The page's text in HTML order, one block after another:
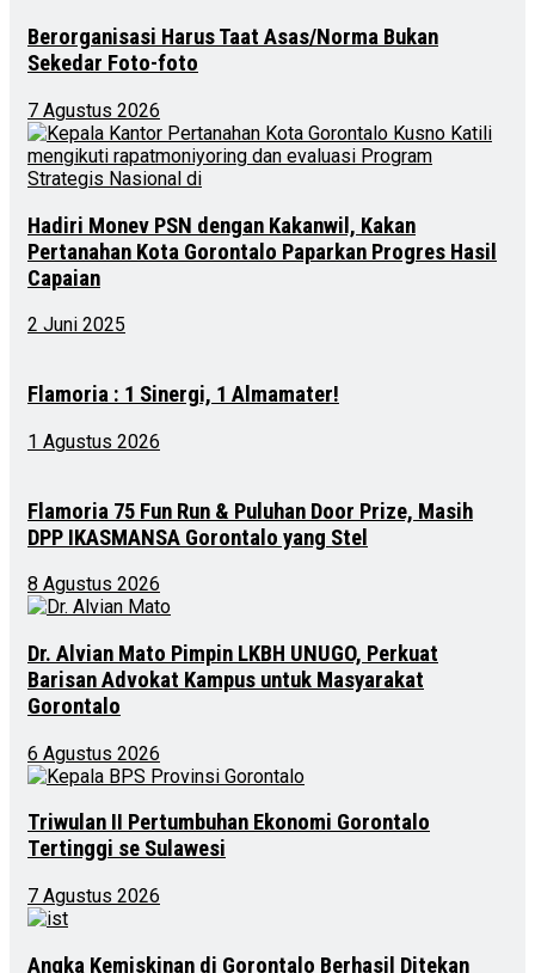
Berorganisasi Harus Taat Asas/Norma Bukan
Sekedar Foto-foto
7 Agustus 2026
Hadiri Monev PSN dengan Kakanwil, Kakan
Pertanahan Kota Gorontalo Paparkan Progres Hasil
Capaian
2 Juni 2025
Flamoria : 1 Sinergi, 1 Almamater!
1 Agustus 2026
Flamoria 75 Fun Run & Puluhan Door Prize, Masih
DPP IKASMANSA Gorontalo yang Stel
8 Agustus 2026
Dr. Alvian Mato Pimpin LKBH UNUGO, Perkuat
Barisan Advokat Kampus untuk Masyarakat
Gorontalo
6 Agustus 2026
Triwulan II Pertumbuhan Ekonomi Gorontalo
Tertinggi se Sulawesi
7 Agustus 2026
Angka Kemiskinan di Gorontalo Berhasil Ditekan